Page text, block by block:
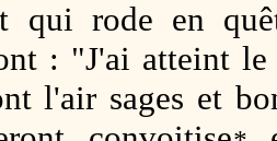
qui rode en
: "J'ai atteint le
l'air sages et